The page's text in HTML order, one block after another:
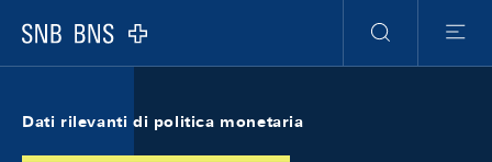
Logo
Ricerca
Menu
Dati rilevanti di politica monetaria